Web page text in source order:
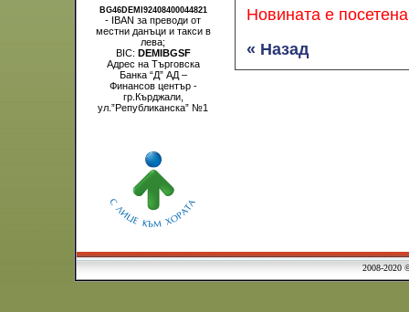
BG46DEMI92408400044821
- IBAN за преводи от
местни данъци и такси в
лева;
BIC: DEMIBGSF
Адрес на Търговска
Банка “Д” АД –
Финансов център -
гр.Кърджали,
ул.”Републиканска” №1
Новината е
« Назад
2008-2020 ©